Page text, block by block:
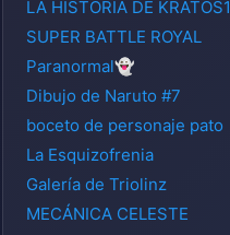
LA HISTORIA DE KRATOS1
SUPER BATTLE ROYAL
Paranormal👻
Dibujo de Naruto #7
boceto de personaje pato
La Esquizofrenia
Galería de Triolinz
MECÁNICA CELESTE